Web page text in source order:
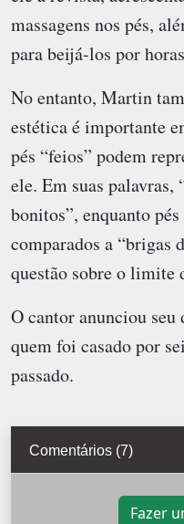
massagens nos pés,
para beijá-los por
No entanto, Martin
estética é importante
pés “feios” podem
ele. Em suas palavras,
bonitos”, enquanto
comparados a “brigas
questão sobre o limite
O cantor anunciou
quem foi casado por
passado.
Comentários (7)
Fazer